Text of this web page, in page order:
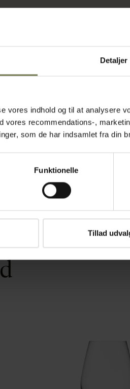
Detaljer
vores indhold og til at analysere
vores recommendations-,
som de har indsamlet fra din
Funktionelle
Tillad
til at
solide
De
i
blank
af mere
der